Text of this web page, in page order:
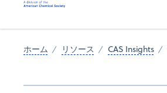
ホーム リソース CAS Insights